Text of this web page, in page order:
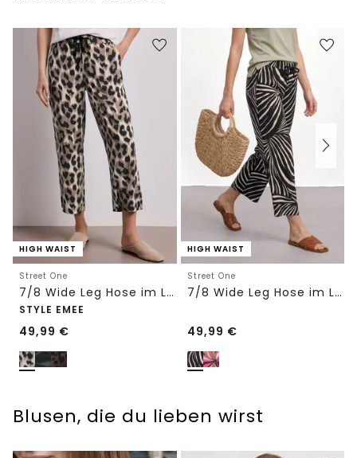
HIGH WAIST
Street One
7/8 Wide Leg Hose im Loose Fit mit Print
STYLE EMEE
49,99 €
HIGH WAIST
Street One
7/8 Wide Leg Hose im Loose Fit
49,99 €
Blusen, die du lieben wirst